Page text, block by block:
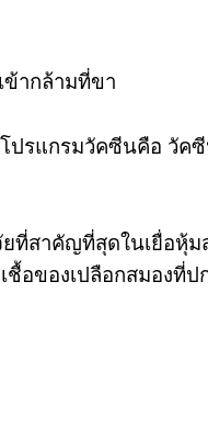
ข้ากล้ามที่ขา
ปรแกรมวัคซีนคือ วัค
ที่สาคัญที่สุดในเยื่อหุ้
ชื้อของเปลือกสมอง